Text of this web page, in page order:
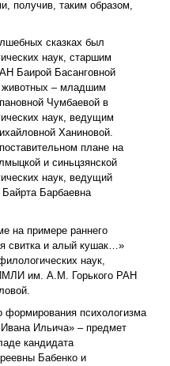
получив, таким образом,
сказках был
наук, старшим
Баирой Басанговной
животных – младшим
Чумбаевой в
наук, ведущим
Ханиновой.
плане на
и синьцзянской
наук, ведущий
Барбаевна
на примере раннего
свитка и алый кушак…»
наук,
им. А.М. Горького РАН
формирования психологизма
Ильича» – предмет
кандидата
Бабенко и